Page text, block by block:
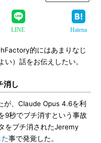
LINE Hatena
的にはあまりなじ
）話をお伝えしたい。
消し
が、Claude Opus 4.6を利
9秒でブチ消すという事故
をブチ消されたJeremy
事で発覚した。